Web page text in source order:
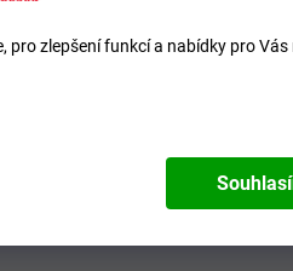
pro zlepšení funkcí a nabídky pro Vás